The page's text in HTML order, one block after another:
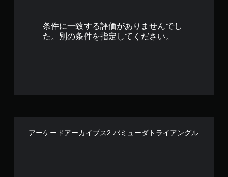
条件に一致する評価がありませんでし
た。別の条件を指定してください。
アーケードアーカイブス2 バミューダトライアングル